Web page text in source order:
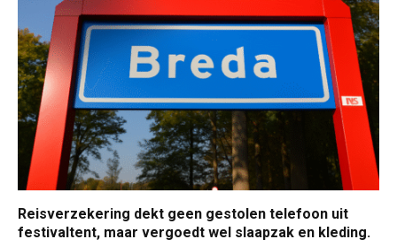
Reisverzekering dekt geen gestolen telefoon uit
festivaltent, maar vergoedt wel slaapzak en kleding.